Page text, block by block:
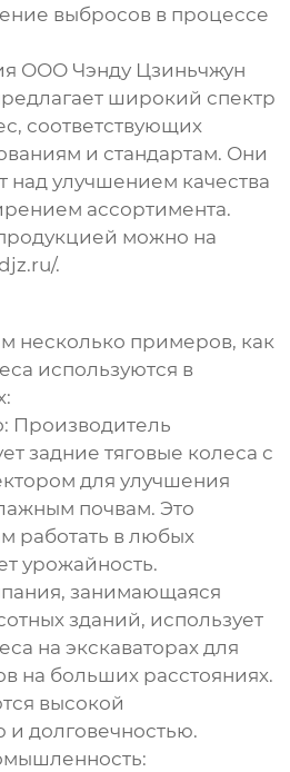
выбросов в процессе
ООО Чэнду Цзиньчжун
широкий спектр
, соответствующих
и стандартам. Они
над улучшением качества
ассортимента.
можно на
.
несколько примеров, как
используются в
Производитель
задние тяговые колеса с
для улучшения
почвам. Это
работать в любых
урожайность.
занимающаяся
зданий, использует
на экскаваторах для
на больших расстояниях.
высокой
и долговечностью.